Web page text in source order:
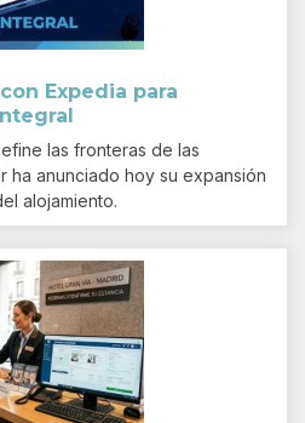
Expedia para
las fronteras de las
ha anunciado hoy su expansión
alojamiento.